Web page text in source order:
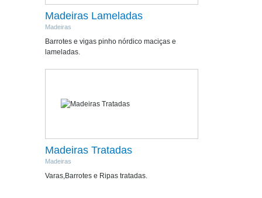
Madeiras Lameladas
Madeiras
Barrotes e vigas pinho nórdico maciças e
lameladas.
Madeiras Tratadas
Madeiras
Varas,Barrotes e Ripas tratadas.